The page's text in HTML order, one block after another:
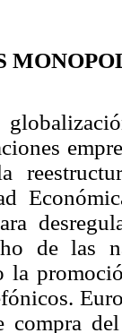
de las
la
compra